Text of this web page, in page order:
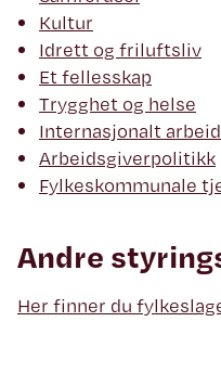
Kultur
Idrett og friluftsliv
Et fellesskap
Trygghet og helse
Internasjonalt arbeid
Arbeidsgiverpolitikk
Fylkeskommunale
Andre
Her finner du